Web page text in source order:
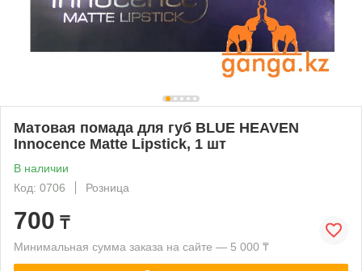
Матовая помада для губ BLUE HEAVEN
Innocence Matte Lipstick, 1 шт
В наличии
Код: 0706
Розница
700 ₸
Минимальная сумма заказа на сайте — 5 000 ₸